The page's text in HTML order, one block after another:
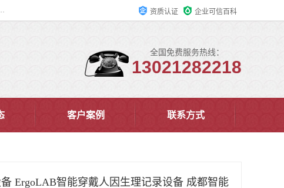
新技术企业，具备保密资格，具备自主进出口经营权；自主研发技术、产品与服务荣获多项省部级科学技术奖励、国家发明专利、国家软件著作权和省部级新技术新产品（服务）认证。 资质认证 企业可信百科
全国免费服务热线：
13021282218
客户案例 联系方式
ErgoLAB智能穿戴人因生理记录设备 成都智能